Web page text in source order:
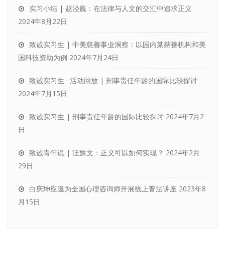
实习小结 | 赵泾巍：在法律与人文的交汇中追求正义
2024年8月22日
致诚实习生 | 中美慈善事业洞察：以国内某慈善机构和美
国科技资助为例 2024年7月24日
致诚实习生 · 活动回放 | 刑事责任年龄的国际比较探讨
2024年7月15日
致诚实习生 | 刑事责任年龄的国际比较探讨 2024年7月2
日
致诚青年说 | 汪姝文：正义可以如何实现？ 2024年2月
29日
白庆坤应邀为全国心理咨询师开展线上普法讲座 2023年8
月15日